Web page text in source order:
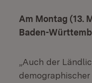
Am Montag (13.
Baden-
„Auch der